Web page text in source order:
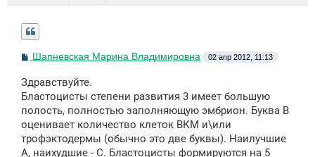
С
б
щ
н
и
Шапневская Марина Владимировна 02 апр 2012, 11:13
Здравствуйте.
Бластоцисты степени развития 3 имеет большую
полость, полностью заполняющую эмбрион. Буква В
оценивает количество клеток ВКМ и\или
трофэктодермы (обычно это две буквы). Наилучшие
А, наихудшие - С. Бластоцисты формируются на 5